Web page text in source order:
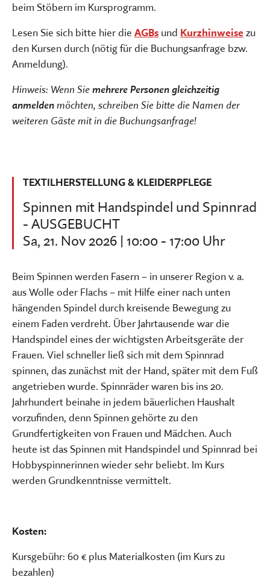
beim Stöbern im Kursprogramm.
Lesen Sie sich bitte hier die AGBs und Kurzhinweisezu
den Kursen durch (nötig für die Buchungsanfrage bzw.
Anmeldung).
Hinweis: Wenn Siemehrere Personen gleichzeitig
anmelden möchten, schreiben Sie bitte die Namen der
weiteren Gäste mit in die Buchungsanfrage!
Spinnen mit Handspindel und Spinnrad
- AUSGEBUCHT
Sa, 21. Nov 2026 | 10:00 - 17:00 Uhr
TEXTILHERSTELLUNG & KLEIDERPFLEGE
Beim Spinnen werden Fasern – in unserer Region v. a.
aus Wolle oder Flachs – mit Hilfe einer nach unten
hängenden Spindel durch kreisende Bewegung zu
einem Faden verdreht. Über Jahrtausende war die
Handspindel eines der wichtigsten Arbeitsgeräte der
Frauen. Viel schneller ließ sich mit dem Spinnrad
spinnen, das zunächst mit der Hand, später mit dem Fuß
angetrieben wurde. Spinnräder waren bis ins 20.
Jahrhundert beinahe in jedem bäuerlichen Haushalt
vorzufinden, denn Spinnen gehörte zu den
Grundfertigkeiten von Frauen und Mädchen. Auch
heute ist das Spinnen mit Handspindel und Spinnrad bei
Hobbyspinnerinnen wieder sehr beliebt. Im Kurs
werden Grundkenntnisse vermittelt.
Kosten:
Kursgebühr: 60 € plus Materialkosten (im Kurs zu
bezahlen)